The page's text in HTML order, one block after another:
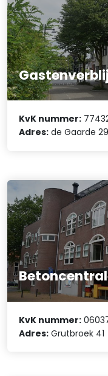
KvK nummer:
Adres: de Gaarde
KvK nummer:
Adres: Grutbroek 41